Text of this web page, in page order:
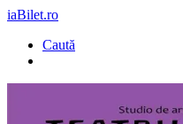
iaBilet.ro
Caută